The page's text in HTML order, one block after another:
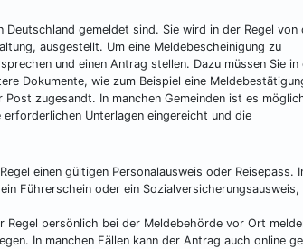
gemeldet sind. Sie wird in der Regel von
ausgestellt. Um eine Meldebescheinigung zu
und einen Antrag stellen. Dazu müssen Sie in
Dokumente, wie zum Beispiel eine
zugesandt. In manchen Gemeinden ist es
Unterlagen eingereicht und die
einen gültigen Personalausweis oder Reisepass.
Führerschein oder ein Sozialversicherungsausweis,
Regel persönlich bei der Meldebehörde vor Ort
In manchen Fällen kann der Antrag auch online